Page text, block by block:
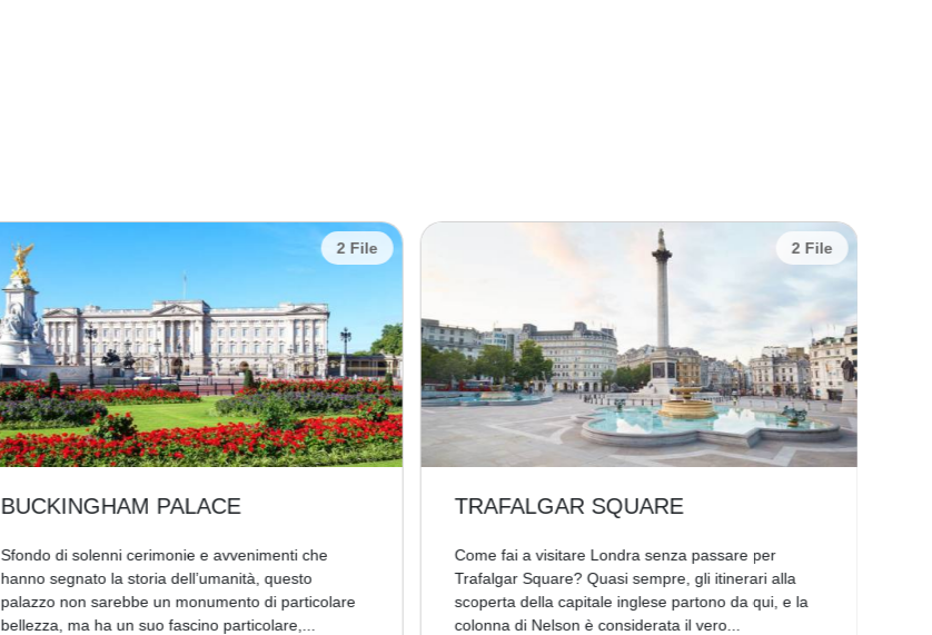
2 File
BUCKINGHAM PALACE
Sfondo di solenni cerimonie e avvenimenti che
hanno segnato la storia dell’umanità, questo
palazzo non sarebbe un monumento di particolare
bellezza, ma ha un suo fascino particolare,...
2 File
TRAFALGAR SQUARE
Come fai a visitare Londra senza passare per
Trafalgar Square? Quasi sempre, gli itinerari alla
scoperta della capitale inglese partono da qui, e la
colonna di Nelson è considerata il vero...